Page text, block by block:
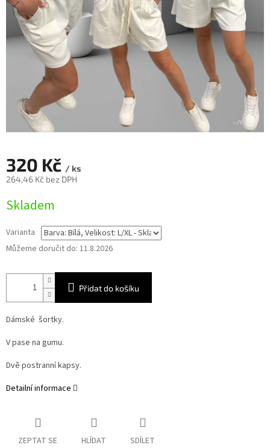
320 Kč / ks
264,46 Kč bez DPH
cena:
Skladem
Varianta
Můžeme doručit do: 11.8.2026
Přidat do košíku
Dámské šortky.
V pase na gumu.
Dvě postranní kapsy.
Detailní informace
ZEPTAT SE HLÍDAT SDÍLET